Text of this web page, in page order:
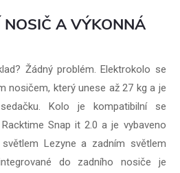
A VÝKONNÁ
Žádný problém. Elektrokolo se
nosičem, který unese až 27 kg a je
Kolo je kompatibilní se
Snap it 2.0 a je vybaveno
Lezyne a zadním světlem
do zadního nosiče je